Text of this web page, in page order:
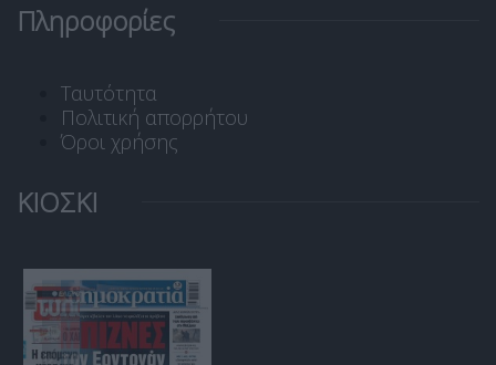
Πληροφορίες
Ταυτότητα
Πολιτική απορρήτου
Όροι χρήσης
ΚΙΟΣΚΙ